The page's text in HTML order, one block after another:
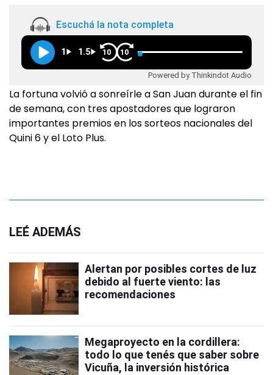
Escuchá la nota completa
1 1.5 10 10
Powered by Thinkindot Audio
La fortuna volvió a sonreírle a San Juan durante el fin
de semana, con tres apostadores que lograron
importantes premios en los sorteos nacionales del
Quini 6 y el Loto Plus.
LEÉ ADEMÁS
Alertan por posibles cortes de luz
debido al fuerte viento: las
recomendaciones
Megaproyecto en la cordillera:
todo lo que tenés que saber sobre
Vicuña, la inversión histórica